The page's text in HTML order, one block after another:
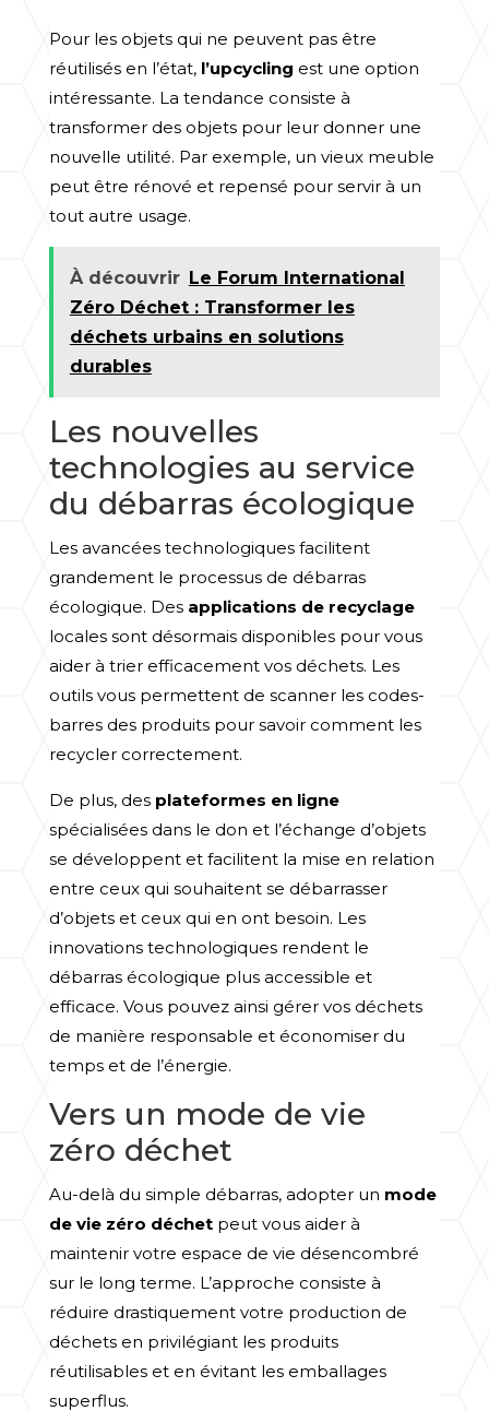
Pour les objets qui ne peuvent pas être
réutilisés en l’état, l’upcycling est une option
intéressante. La tendance consiste à
transformer des objets pour leur donner une
nouvelle utilité. Par exemple, un vieux meuble
peut être rénové et repensé pour servir à un
tout autre usage.
À découvrir Le Forum International
Zéro Déchet : Transformer les
déchets urbains en solutions
durables
Les nouvelles
technologies au service
du débarras écologique
Les avancées technologiques facilitent
grandement le processus de débarras
écologique. Des applications de recyclage
locales sont désormais disponibles pour vous
aider à trier efficacement vos déchets. Les
outils vous permettent de scanner les codes-
barres des produits pour savoir comment les
recycler correctement.
De plus, des plateformes en ligne
spécialisées dans le don et l’échange d’objets
se développent et facilitent la mise en relation
entre ceux qui souhaitent se débarrasser
d’objets et ceux qui en ont besoin. Les
innovations technologiques rendent le
débarras écologique plus accessible et
efficace. Vous pouvez ainsi gérer vos déchets
de manière responsable et économiser du
temps et de l’énergie.
Vers un mode de vie
zéro déchet
Au-delà du simple débarras, adopter un mode
de vie zéro déchetpeut vous aider à
maintenir votre espace de vie désencombré
sur le long terme. L’approche consiste à
réduire drastiquement votre production de
déchets en privilégiant les produits
réutilisables et en évitant les emballages
superflus.